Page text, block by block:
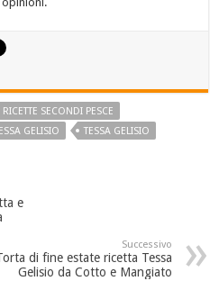
RICETTE SECONDI PESCE
GELISIO
TESSA GELISIO
e
Successivo
di fine estate ricetta Tessa
Gelisio da Cotto e Mangiato